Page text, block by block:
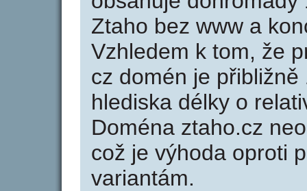
Ztaho bez www a
Vzhledem k tom, že
cz domén je
hlediska délky o
Doména ztaho.cz
což je výhoda oproti
variantám.